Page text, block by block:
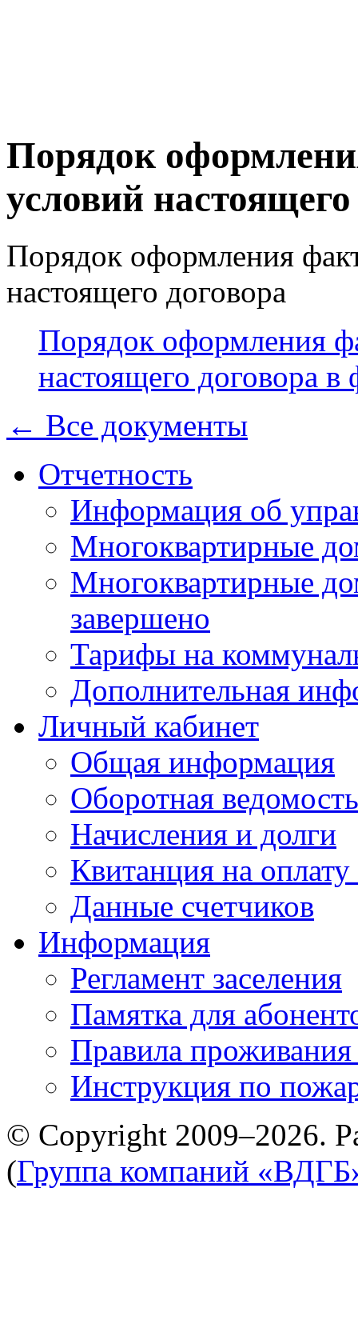
Порядок
условий
Порядок оформления
настоящего договора
Порядок оформления
настоящего договора в
← Все документы
Отчетность
Информация об
Многоквартирные
Многоквартирные
завершено
Тарифы на
Дополнительная
Личный кабинет
Общая информация
Оборотная ведомость
Начисления и долги
Квитанция на
Данные счетчиков
Информация
Регламент заселения
Памятка для
Правила
Инструкция по
© Copyright 2009–2026.
(Группа компаний